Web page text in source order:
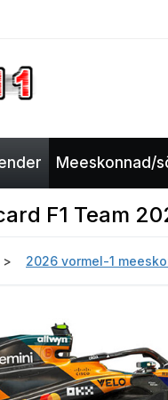
Meeskonnad/
F1 Team
2026 vormel-1